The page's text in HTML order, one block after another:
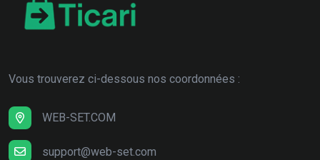
Vous trouverez ci-dessous nos coordonnées :
WEB-SET.COM
support@web-set.com